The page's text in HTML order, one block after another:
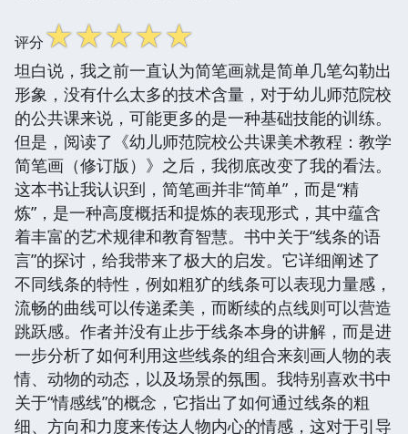
评分☆☆☆☆☆
坦白说，我之前一直认为简笔画就是简单几笔勾勒出
形象，没有什么太多的技术含量，对于幼儿师范院校
的公共课来说，可能更多的是一种基础技能的训练。
但是，阅读了《幼儿师范院校公共课美术教程：教学
简笔画（修订版）》之后，我彻底改变了我的看法。
这本书让我认识到，简笔画并非“简单”，而是“精
炼”，是一种高度概括和提炼的表现形式，其中蕴含
着丰富的艺术规律和教育智慧。书中关于“线条的语
言”的探讨，给我带来了极大的启发。它详细阐述了
不同线条的特性，例如粗犷的线条可以表现力量感，
流畅的曲线可以传递柔美，而断续的点线则可以营造
跳跃感。作者并没有止步于线条本身的讲解，而是进
一步分析了如何利用这些线条的组合来刻画人物的表
情、动物的动态，以及场景的氛围。我特别喜欢书中
关于“情感线”的概念，它指出了如何通过线条的粗
细、方向和力度来传达人物内心的情感，这对于引导